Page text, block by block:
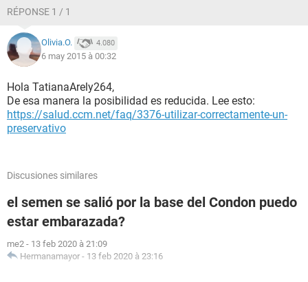
RÉPONSE 1 / 1
Olivia.O. 4.080
6 may 2015 à 00:32
Hola TatianaArely264,
De esa manera la posibilidad es reducida. Lee esto:
https://salud.ccm.net/faq/3376-utilizar-correctamente-un-
preservativo
Discusiones similares
el semen se salió por la base del Condon puedo
estar embarazada?
me2 - 13 feb 2020 à 21:09
Hermanamayor - 13 feb 2020 à 23:16